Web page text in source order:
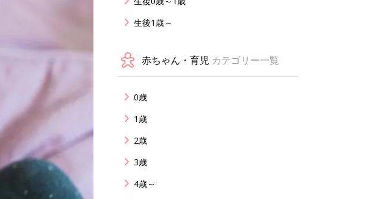
生後1歳～
赤ちゃん・育児 カテゴリー一覧
0歳
1歳
2歳
3歳
4歳～